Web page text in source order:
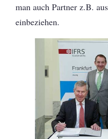
man auch Partner z.B.
einbeziehen.